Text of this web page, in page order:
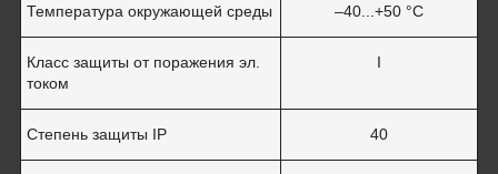
Температура окружающей среды –40...+50 °C
Класс защиты от поражения эл.
током
I
Степень защиты IP 40